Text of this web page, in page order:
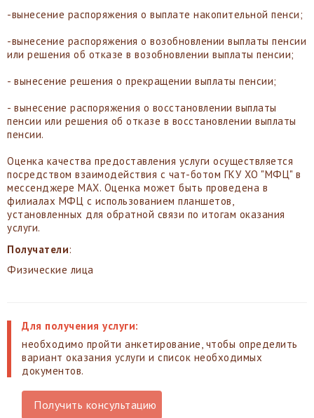
-вынесение распоряжения о выплате накопительной пенси;
-вынесение распоряжения о возобновлении выплаты пенсии
или решения об отказе в возобновлении выплаты пенсии;
- вынесение решения о прекращении выплаты пенсии;
- вынесение распоряжения о восстановлении выплаты
пенсии или решения об отказе в восстановлении выплаты
пенсии.
Оценка качества предоставления услуги осуществляется
посредством взаимодействия с чат-ботом ГКУ ХО "МФЦ" в
мессенджере MAX. Оценка может быть проведена в
филиалах МФЦ с использованием планшетов,
установленных для обратной связи по итогам оказания
услуги.
Получатели:
Физические лица
Для получения услуги:
необходимо пройти анкетирование, чтобы определить
вариант оказания услуги и список необходимых
документов.
Получить консультацию